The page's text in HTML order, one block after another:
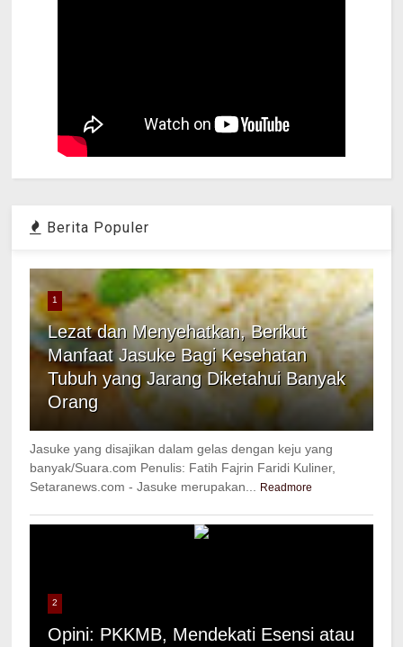
Berita Populer
1
Lezat dan Menyehatkan, Berikut
Manfaat Jasuke Bagi Kesehatan
Tubuh yang Jarang Diketahui Banyak
Orang
Jasuke yang disajikan dalam gelas dengan keju yang
banyak/Suara.com Penulis: Fatih Fajrin Faridi Kuliner,
Setaranews.com - Jasuke merupakan...
Readmore
2
Opini: PKKMB, Mendekati Esensi atau